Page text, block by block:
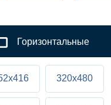
Горизонтальные
320x480